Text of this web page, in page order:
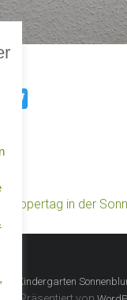
Facebook
in der
Kindergarten